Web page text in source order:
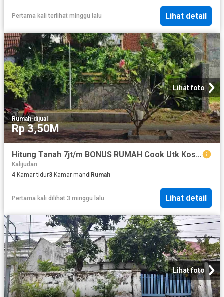
Pertama kali terlihat minggu lalu Lihat detail
Lihat foto
Rumah·dijual
Rp 3,50M
Hitung Tanah 7jt/m BONUS RUMAH Cook Utk Kost Premium, Villa Kalijudan Dekat keUNAIR
Kalijudan
4 Kamar tidur3 Kamar mandiRumah
Pertama kali dilihat 3 minggu lalu Lihat detail
Lihat foto